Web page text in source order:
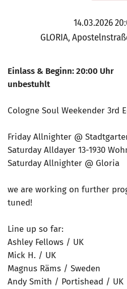
14.03.2026
GLORIA,
Einlass & Beginn: 20:00 Uhr
unbestuhlt
Cologne Soul Weekender 3rd
Friday Allnighter @
Saturday Alldayer 13-1930
Saturday Allnighter @ Gloria
we are working on further
tuned!
Line up so far:
Ashley Fellows / UK
Mick H. / UK
Magnus Räms / Sweden
Andy Smith / Portishead / UK